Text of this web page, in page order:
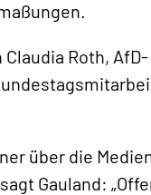
Roth, AfD-
über die
Gauland: